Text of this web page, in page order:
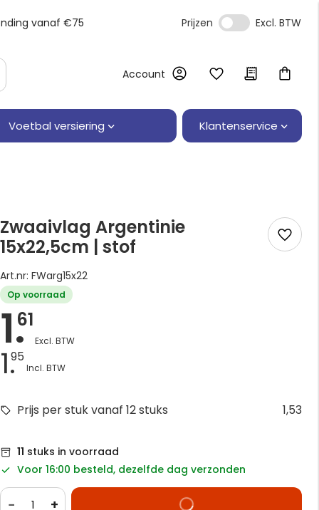
vanaf €75 Prijzen
Account
Voetbal versiering Klantenservice
Zwaaivlag Argentinie
15x22,5cm | stof
Art.nr: FWarg15x22
Op voorraad
1.61
1.95
Prijs per stuk vanaf 12 stuks 1,53
11 stuks in voorraad
Voor 16:00 besteld, dezelfde dag verzonden
− +